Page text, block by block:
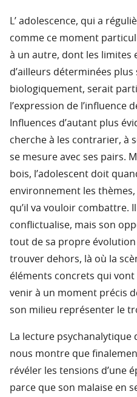
L’ adolescence, qui a
comme ce moment
à un autre, dont les limites
d’ailleurs déterminées
biologiquement, serait
l’expression de l’influence
Influences d’autant plus
cherche à les contrarier, à
se mesure avec ses pairs.
bois, l’adolescent doit
environnement les
qu’il va vouloir combattre.
conflictualise, mais son
tout de sa propre
trouver dehors, là où la
éléments concrets qui
venir à un moment précis
son milieu représenter le
La lecture
nous montre que
révéler les tensions d’une
parce que son malaise en